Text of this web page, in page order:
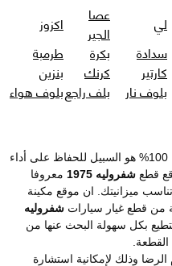
لي
عصا
الجير
اكزوز
سدادة
كارتير
بكرة
كرنك
طرمبة
بنزين
بلوف نار بلف راجعبلوف هواء
أصلية 100% هو السبيل للحفاظ على أداء
قطع شفروليه 1975
معروفا
ميزانيتك. ان موقع مكينة
من قطع غيار سيارات شفروليه
بكل سهولة البحث عنها من
وذلك لإمكانية استشارة